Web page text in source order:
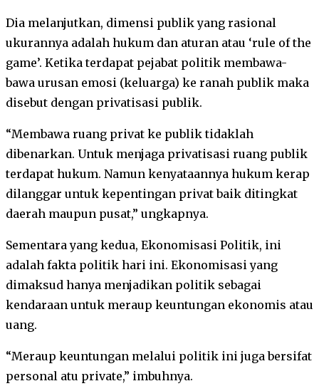
Dia melanjutkan, dimensi publik yang rasional
ukurannya adalah hukum dan aturan atau ‘rule of the
game’. Ketika terdapat pejabat politik membawa-
bawa urusan emosi (keluarga) ke ranah publik maka
disebut dengan privatisasi publik.
“Membawa ruang privat ke publik tidaklah
dibenarkan. Untuk menjaga privatisasi ruang publik
terdapat hukum. Namun kenyataannya hukum kerap
dilanggar untuk kepentingan privat baik ditingkat
daerah maupun pusat,” ungkapnya.
Sementara yang kedua, Ekonomisasi Politik, ini
adalah fakta politik hari ini. Ekonomisasi yang
dimaksud hanya menjadikan politik sebagai
kendaraan untuk meraup keuntungan ekonomis atau
uang.
“Meraup keuntungan melalui politik ini juga bersifat
personal atu private,” imbuhnya.